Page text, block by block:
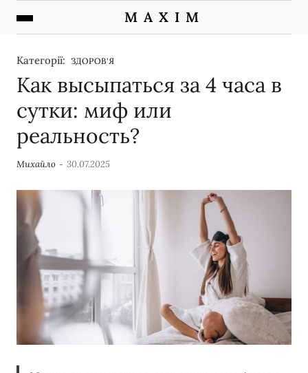
M A X I M
Категорії: ЗДОРОВ'Я
Как высыпаться за 4 часа в
сутки: миф или
реальность?
Михайло 30.07.2025